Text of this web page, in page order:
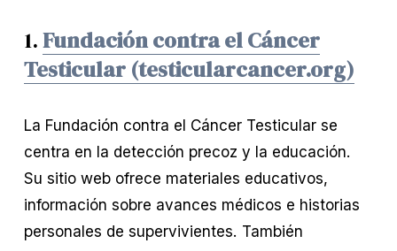
1.Fundación contra el Cáncer
Testicular (testicularcancer.org)
La Fundación contra el Cáncer Testicular se
centra en la detección precoz y la educación.
Su sitio web ofrece materiales educativos,
información sobre avances médicos e historias
personales de supervivientes. También